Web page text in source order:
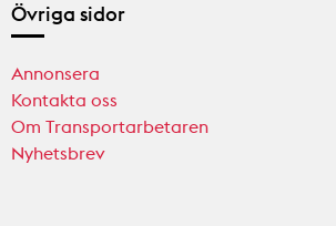
Övriga sidor
Annonsera
Kontakta oss
Om Transportarbetaren
Nyhetsbrev